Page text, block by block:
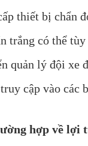
thiết bị chẩn
trắng có thể
quản lý đội xe
cập vào các
hợp về lợi